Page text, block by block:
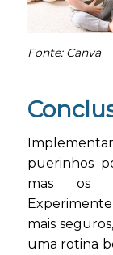
Fonte: Canva
puerinhos
mas os
mais
uma rotina